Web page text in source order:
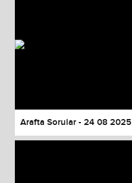
Arafta Sorular - 24 08 2025